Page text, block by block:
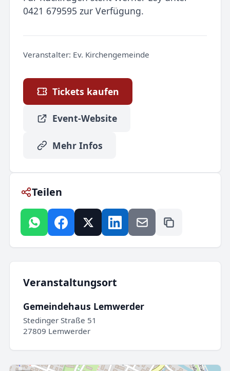
0421 679595 zur Verfügung.
Veranstalter: Ev. Kirchengemeinde
Tickets kaufen
Event-Website
Mehr Infos
Teilen
Veranstaltungsort
Gemeindehaus Lemwerder
Stedinger Straße 51
27809 Lemwerder